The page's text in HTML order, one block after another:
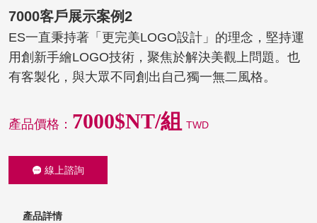
7000客戶展示案例2
ES一直秉持著「更完美LOGO設計」的理念，堅持運
用創新手繪LOGO技術，聚焦於解決美觀上問題。也
有客製化，與大眾不同創出自己獨一無二風格。
產品價格： 7000$NT/組 TWD
線上諮詢
產品詳情